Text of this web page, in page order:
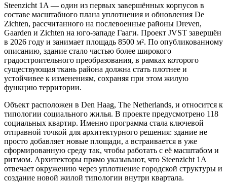
Steenzicht 1A — один из первых завершённых корпусов в
составе масштабного плана уплотнения и обновления De
Zichten, рассчитанного на послевоенные районы Dreven,
Gaarden и Zichten на юго-западе Гааги. Проект JVST завершён
в 2026 году и занимает площадь 8500 м². По опубликованному
описанию, здание стало частью более широкого
градостроительного преобразования, в рамках которого
существующая ткань района должна стать плотнее и
устойчивее к изменениям, сохраняя при этом жилую
функцию территории.
Объект расположен в Den Haag, The Netherlands, и относится к
типологии социального жилья. В проекте предусмотрено 118
социальных квартир. Именно программа стала ключевой
отправной точкой для архитектурного решения: здание не
просто добавляет новые площади, а встраивается в уже
сформированную среду так, чтобы работать с её масштабом и
ритмом. Архитекторы прямо указывают, что Steenzicht 1A
отвечает окружению через уплотнение городской структуры и
создание новой жилой типологии внутри квартала.